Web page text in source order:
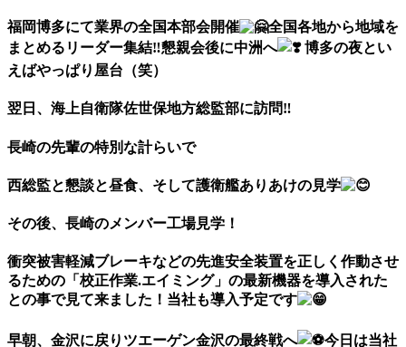
福岡博多にて業界の全国本部会開催
全国各地から地域を
まとめるリーダー集結‼︎懇親会後に中洲へ
博多の夜とい
えばやっぱり屋台（笑）
翌日、海上自衛隊佐世保地方総監部に訪問‼︎
長崎の先輩の特別な計らいで
西総監と懇談と昼食、そして護衛艦ありあけの見学
その後、長崎のメンバー工場見学！
衝突被害軽減ブレーキなどの先進安全装置を正しく作動させ
るための「校正作業.エイミング」の最新機器を導入された
との事で見て来ました！当社も導入予定です
早朝、金沢に戻りツエーゲン金沢の最終戦へ 今日は当社